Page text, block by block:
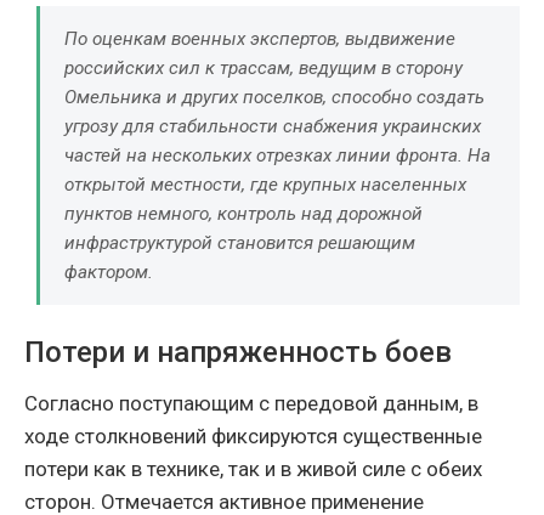
По оценкам военных экспертов, выдвижение
российских сил к трассам, ведущим в сторону
Омельника и других поселков, способно создать
угрозу для стабильности снабжения украинских
частей на нескольких отрезках линии фронта. На
открытой местности, где крупных населенных
пунктов немного, контроль над дорожной
инфраструктурой становится решающим
фактором.
Потери и напряженность боев
Согласно поступающим с передовой данным, в
ходе столкновений фиксируются существенные
потери как в технике, так и в живой силе с обеих
сторон. Отмечается активное применение